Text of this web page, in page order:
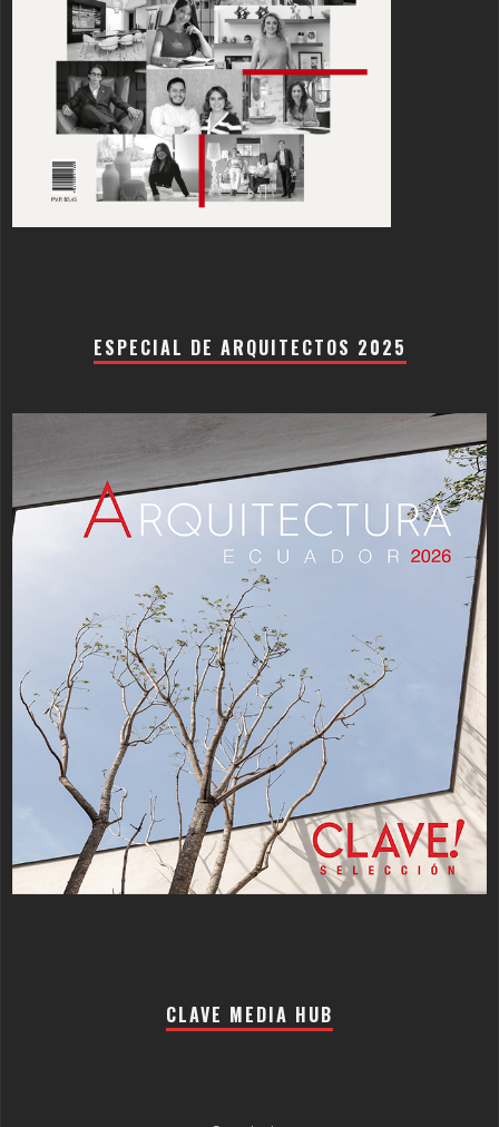
ESPECIAL DE ARQUITECTOS 2025
CLAVE MEDIA HUB